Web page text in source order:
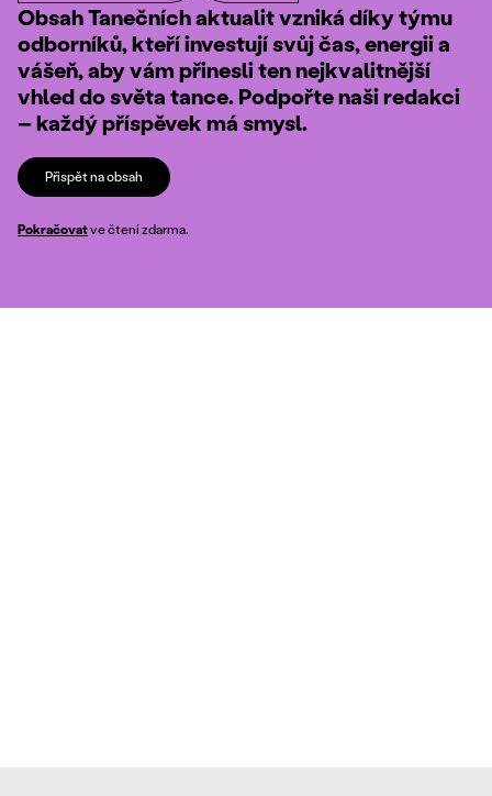
Obsah Tanečních aktualit vzniká díky týmu
odborníků, kteří investují svůj čas, energii a
vášeň, aby vám přinesli ten nejkvalitnější
vhled do světa tance. Podpořte naši redakci
– každý příspěvek má smysl.
Přispět na obsah
Pokračovatve čtení zdarma.